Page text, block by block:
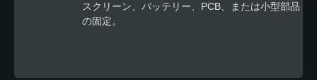
スクリーン、バッテリー、PCB、または小型部品
の固定。